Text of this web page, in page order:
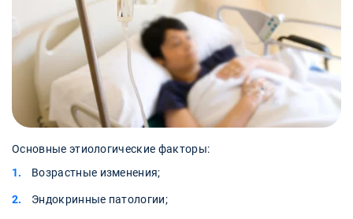
Основные этиологические факторы:
Возрастные изменения;
Эндокринные патологии;